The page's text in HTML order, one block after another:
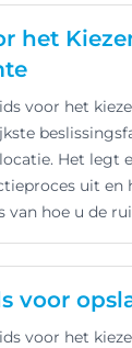
het
voor het
Het legt
uit en
van hoe u de
voor
voor het